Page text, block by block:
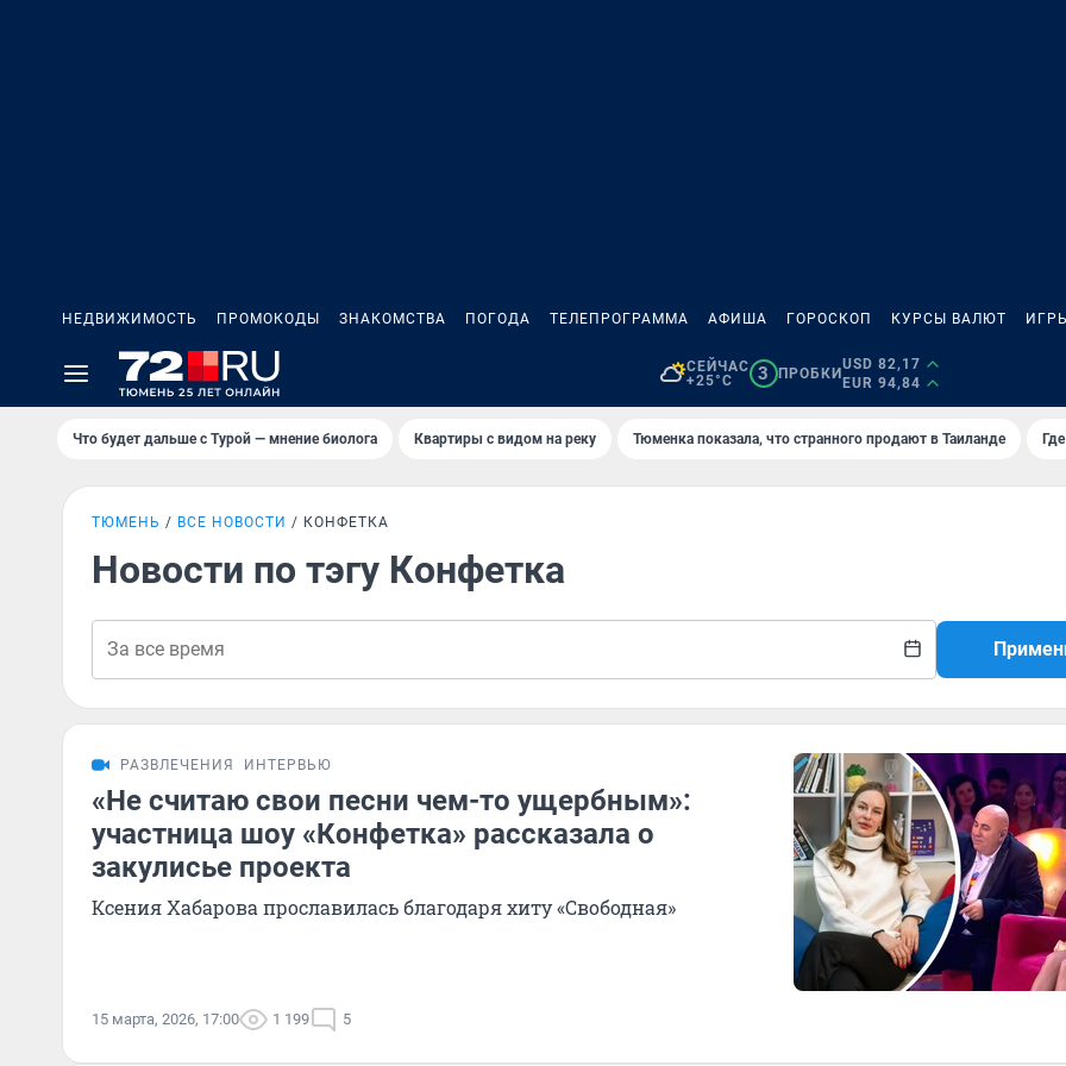
НЕДВИЖИМОСТЬ ПРОМОКОДЫ ЗНАКОМСТВА ПОГОДА ТЕЛЕПРОГРАММА АФИША ГОРОСКОП КУРСЫ ВАЛЮТ
СЕЙЧАС
+25°C
3 ПРОБКИ
USD 82,17
EUR 94,84
Что будет дальше с Турой — мнение биолога Квартиры с видом на реку Тюменка показала, что странного продают в Таиланде
ТЮМЕНЬ ВСЕ НОВОСТИ КОНФЕТКА
Новости по тэгу Конфетка
РАЗВЛЕЧЕНИЯ ИНТЕРВЬЮ
«Не считаю свои песни чем-то ущербным»:
участница шоу «Конфетка» рассказала о
закулисье проекта
Ксения Хабарова прославилась благодаря хиту «Свободная»
15 марта, 2026, 17:00 1 199 5